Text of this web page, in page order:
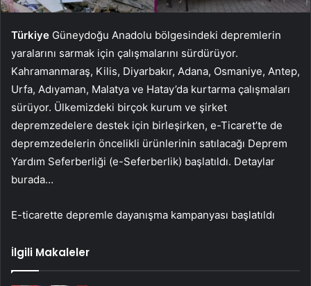
Türkiye Güneydoğu Anadolu bölgesindeki depremlerin
yaralarını sarmak için çalışmalarını sürdürüyor.
Kahramanmaraş, Kilis, Diyarbakır, Adana, Osmaniye, Antep,
Urfa, Adıyaman, Malatya ve Hatay’da kurtarma çalışmaları
sürüyor. Ülkemizdeki birçok kurum ve şirket
depremzedelere destek için birleşirken, e-Ticaret’te de
depremzedelerin öncelikli ürünlerinin satılacağı Deprem
Yardım Seferberliği (e-Seferberlik) başlatıldı. Detaylar
burada…
E-ticarette depremle dayanışma kampanyası başlatıldı
İlgili Makaleler